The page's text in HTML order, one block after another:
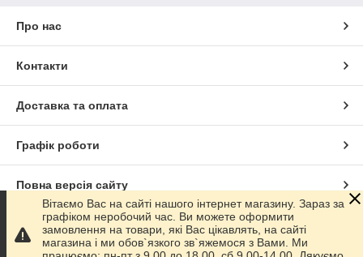
Про нас
Контакти
Доставка та оплата
Графік роботи
Повна версія сайту
Сайт створено на маркетплейсіProm.ua
Вітаємо Вас на сайті нашого інтернет магазину. Зараз за
графіком неробочий час. Ви можете оформити
замовлення на товари, які Вас цікавлять, на сайті
магазина і ми обов`язкого зв`яжемося з Вами. Ми